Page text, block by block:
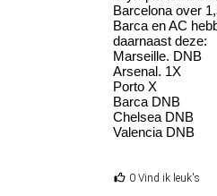
Barcelona over
Barca en AC
daarnaast deze:
Marseille. DNB
Arsenal. 1X
Porto X
Barca DNB
Chelsea DNB
Valencia DNB
0 Vind ik leuk's